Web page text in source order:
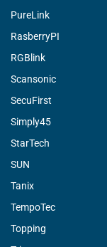
PureLink
RasberryPI
RGBlink
Scansonic
SecuFirst
Simply45
StarTech
SUN
Tanix
TempoTec
Topping